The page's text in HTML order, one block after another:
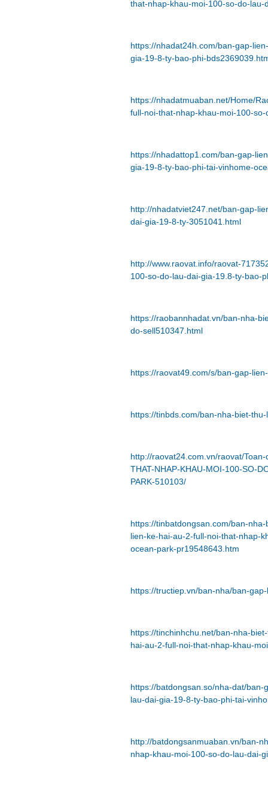
that-nhap-khau-moi-100-so-do-
https://nhadat24h.com/ban-gap-
gia-19-8-ty-bao-phi-
https://nhadatmuaban.net/Home/
full-noi-that-nhap-khau-moi-100-
https://nhadattop1.com/ban-gap-
gia-19-8-ty-bao-phi-tai-vinhome-
http://nhadatviet247.net/ban-gap-
dai-gia-19-8-ty-3051041.html
http://www.raovat.info/raovat-
100-so-do-lau-dai-gia-19.8-ty-bao-
https://raobannhadat.vn/ban-nha-
do-sell510347.html
https://raovat49.com/s/ban-gap-
https://tinbds.com/ban-nha-biet-
http://raovat24.com.vn/raovat/
THAT-NHAP-KHAU-MOI-100-SO-
PARK-510103/
https://tinbatdongsan.com/ban-
lien-ke-hai-au-2-full-noi-that-nhap-
ocean-park-pr19548643.htm
https://tructiep.vn/ban-nha/ban-
https://tinchinhchu.net/ban-nha-
hai-au-2-full-noi-that-nhap-khau-
https://batdongsan.so/nha-dat/
lau-dai-gia-19-8-ty-bao-phi-tai-
http://batdongsanmuaban.vn/ban-
nhap-khau-moi-100-so-do-lau-dai-